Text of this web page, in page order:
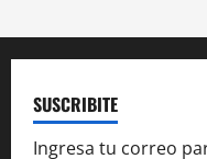
SUSCRIBITE
Ingresa tu correo